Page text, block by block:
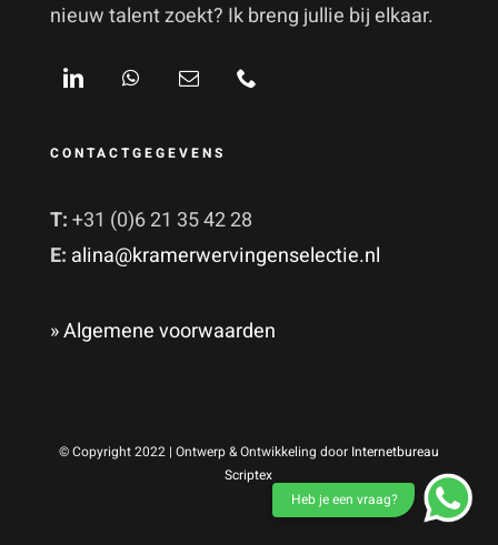
nieuw talent zoekt? Ik breng jullie bij elkaar.
CONTACTGEGEVENS
T:+31 (0)6 21 35 42 28
E: alina@kramerwervingenselectie.nl
» Algemene voorwaarden
© Copyright 2022 | Ontwerp & Ontwikkeling door Internetbureau
Scriptex
Heb je een vraag?